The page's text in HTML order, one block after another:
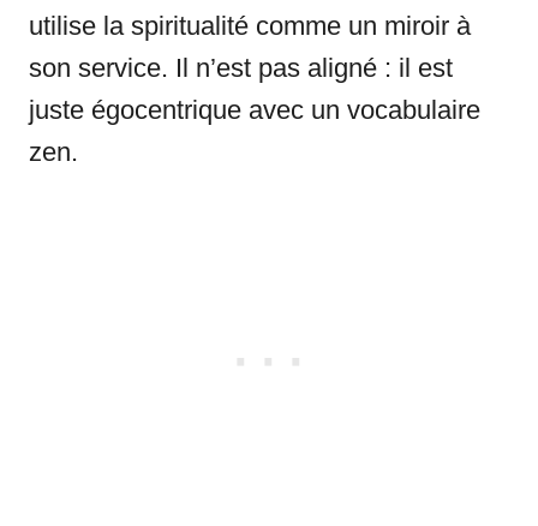
utilise la spiritualité comme un miroir à
son service. Il n’est pas aligné : il est
juste égocentrique avec un vocabulaire
zen.